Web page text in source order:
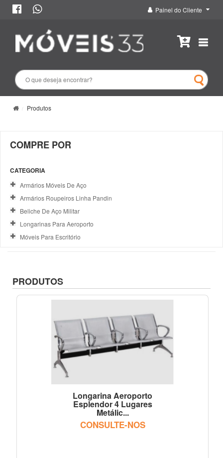
Painel do Cliente
Produtos
COMPRE POR
CATEGORIA
Armários Móveis De Aço
Armários Roupeiros Linha Pandin
Beliche De Aço Militar
Longarinas Para Aeroporto
Móveis Para Escritório
PRODUTOS
Longarina Aeroporto
Esplendor 4 Lugares
Metálic...
CONSULTE-NOS